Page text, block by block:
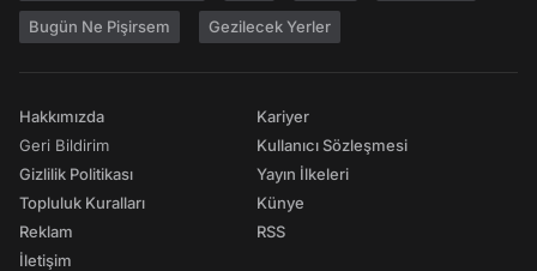
Bugün Ne Pişirsem Gezilecek Yerler
Hakkımızda
Geri Bildirim
Gizlilik Politikası
Topluluk Kuralları
Reklam
İletişim
Kariyer
Kullanıcı Sözleşmesi
Yayın İlkeleri
Künye
RSS